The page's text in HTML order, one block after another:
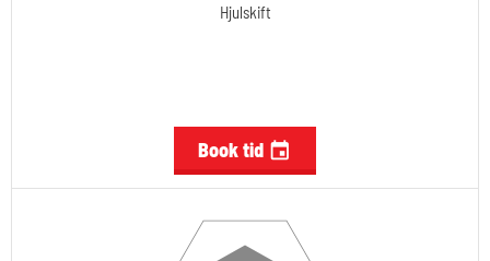
Hjulskift
Book tid 